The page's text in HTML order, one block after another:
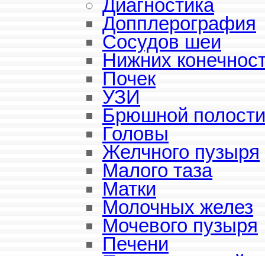
Диагностика
Допплерография
Сосудов шеи
Нижних
Почек
УЗИ
Брюшной полости
Головы
Желчного пузыря
Малого таза
Матки
Молочных желез
Мочевого пузыря
Печени